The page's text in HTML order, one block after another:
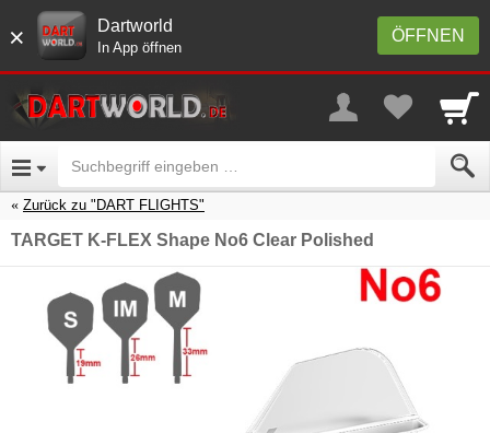
× ÖFFNEN
Dartworld
In App öffnen
Zurück zu "DART FLIGHTS"
TARGET K-FLEX Shape No6 Clear Polished